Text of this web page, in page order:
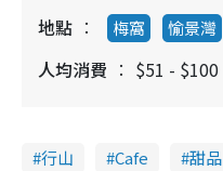
地點 梅窩 愉景灣
人均消費 $51 - $100
行山 Cafe 甜品